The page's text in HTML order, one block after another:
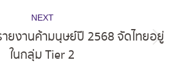
NEXT
Next
post:
ยงานค้ามนุษย์ปี 2568 จัดไทยอยู่
ในกลุ่ม Tier 2